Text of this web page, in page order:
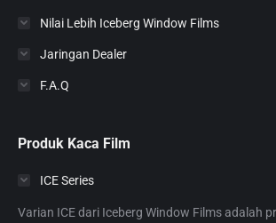
Nilai Lebih Iceberg Window Films
Jaringan Dealer
F.A.Q
Produk Kaca Film
ICE Series
Varian ICE dari Iceberg Window Films adalah